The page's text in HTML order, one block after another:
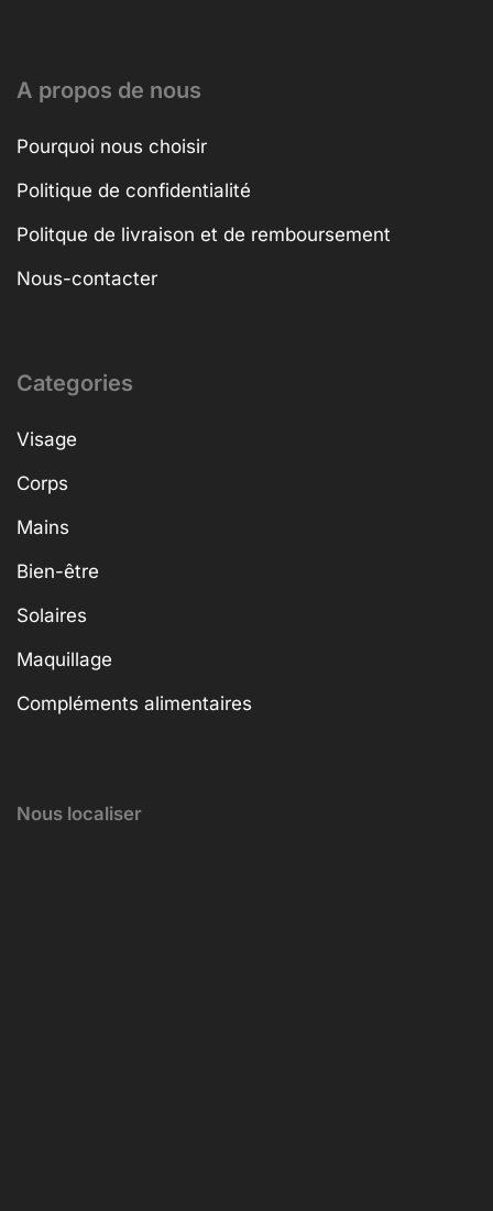
A propos de nous
Pourquoi nous choisir
Politique de confidentialité
Politque de livraison et de remboursement
Nous-contacter
Categories
Visage
Corps
Mains
Bien-être
Solaires
Maquillage
Compléments alimentaires
Nous localiser